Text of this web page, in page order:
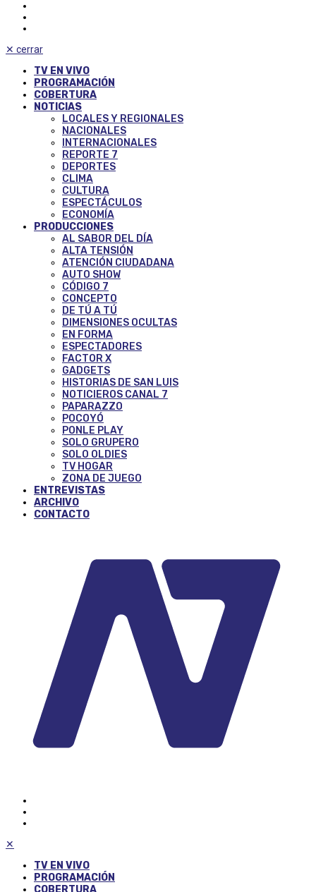
✕ cerrar
TV EN VIVO
PROGRAMACIÓN
COBERTURA
NOTICIAS
LOCALES Y REGIONALES
NACIONALES
INTERNACIONALES
REPORTE 7
DEPORTES
CLIMA
CULTURA
ESPECTÁCULOS
ECONOMÍA
PRODUCCIONES
AL SABOR DEL DÍA
ALTA TENSIÓN
ATENCIÓN CIUDADANA
AUTO SHOW
CÓDIGO 7
CONCEPTO
DE TÚ A TÚ
DIMENSIONES OCULTAS
EN FORMA
ESPECTADORES
FACTOR X
GADGETS
HISTORIAS DE SAN LUIS
NOTICIEROS CANAL 7
PAPARAZZO
POCOYÓ
PONLE PLAY
SOLO GRUPERO
SOLO OLDIES
TV HOGAR
ZONA DE JUEGO
ENTREVISTAS
ARCHIVO
CONTACTO
✕
TV EN VIVO
PROGRAMACIÓN
COBERTURA